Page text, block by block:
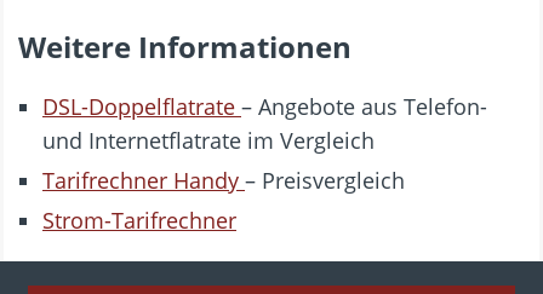
Weitere Informationen
DSL-Doppelflatrate – Angebote aus Telefon-
und Internetflatrate im Vergleich
Tarifrechner Handy – Preisvergleich
Strom-Tarifrechner